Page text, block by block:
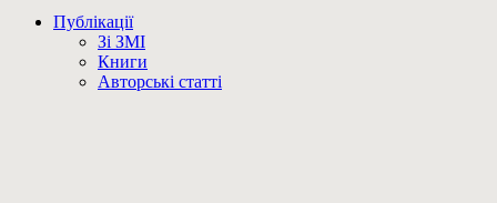
Публікації
Зі ЗМІ
Книги
Авторські статті